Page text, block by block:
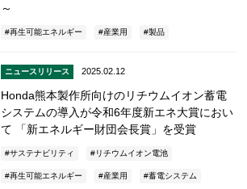
～
再生可能エネルギー 産業用 製品
ニュースリリース 2025.02.12
Honda熊本製作所向けのリチウムイオン蓄電
システムの導入が令和6年度新エネ大賞におい
て 「新エネルギー財団会長賞」を受賞
サステナビリティ リチウムイオン電池
再生可能エネルギー 産業用 蓄電システム